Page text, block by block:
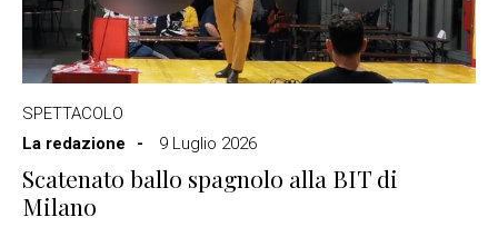
SPETTACOLO
La redazione
9 Luglio 2026
Scatenato ballo spagnolo alla BIT di
Milano